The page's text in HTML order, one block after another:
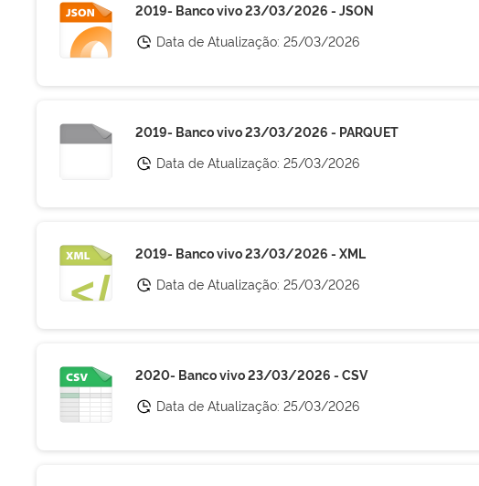
2019- Banco vivo 23/03/2026 - JSON
Data de Atualização: 25/03/2026
2019- Banco vivo 23/03/2026 - PARQUET
Data de Atualização: 25/03/2026
2019- Banco vivo 23/03/2026 - XML
Data de Atualização: 25/03/2026
2020- Banco vivo 23/03/2026 - CSV
Data de Atualização: 25/03/2026